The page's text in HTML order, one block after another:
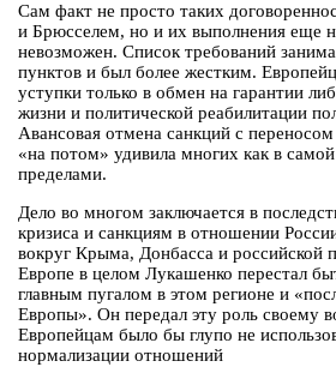
Сам факт не просто таких
и Брюсселем, но и их выполнения еще
невозможен. Список требований
пунктов и был более жестким.
уступки только в обмен на гарантии
жизни и политической реабилитации
Авансовая отмена санкций с
«на потом» удивила многих как в
пределами.
Дело во многом заключается в
кризиса и санкциям в отношении
вокруг Крыма, Донбасса и российской
Европе в целом Лукашенко перестал
главным пугалом в этом регионе и
Европы». Он передал эту роль своему
Европейцам было бы глупо не
нормализации отношений